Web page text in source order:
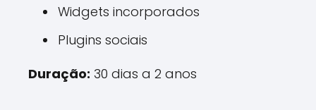
Widgets incorporados
Plugins sociais
Duração: 30 dias a 2 anos